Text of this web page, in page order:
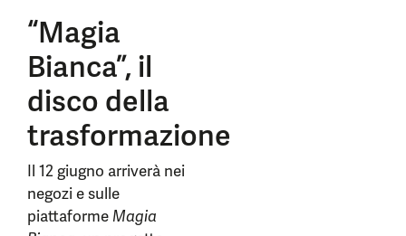
“Magia
Bianca”, il
disco della
trasformazione
Il 12 giugno arriverà nei
negozi e sulle
piattaforme Magia